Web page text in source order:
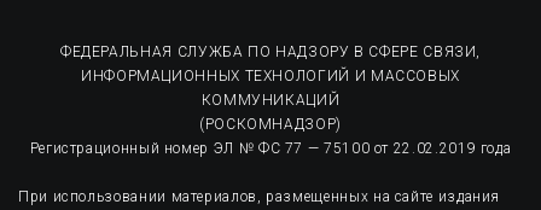
ФЕДЕРАЛЬНАЯ СЛУЖБА ПО НАДЗОРУ В СФЕРЕ СВЯЗИ,
ИНФОРМАЦИОННЫХ ТЕХНОЛОГИЙ И МАССОВЫХ
КОММУНИКАЦИЙ
(РОСКОМНАДЗОР)
Регистрационный номер ЭЛ № ФС 77 — 75100 от 22.02.2019 года
При использовании материалов, размещенных на сайте издания